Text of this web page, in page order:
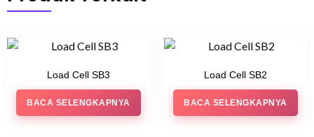
Load Cell SB3
BACA SELENGKAPNYA
Load Cell SB2
BACA SELENGKAPNYA